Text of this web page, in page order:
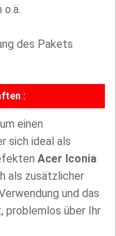
o.ä.
des Pakets
:
einen
sich ideal als
Acer Iconia
als zusätzlicher
und das
problemlos über Ihr